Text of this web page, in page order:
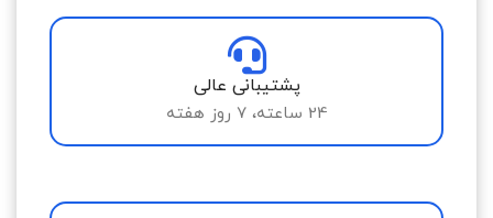
پشتیبانی عالی
24 ساعته، 7 روز هفته